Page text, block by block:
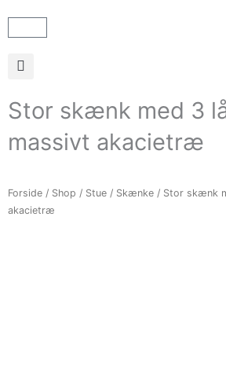
Stor skænk med 3
massivt akacietræ
Forside / Shop / Stue / Skænke / Stor skænk
akacietræ